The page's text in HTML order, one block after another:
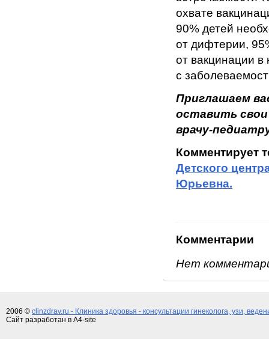
охвате
90% детей
от дифтерии,
от вакцинации в
с
Приглашаем
оставить
врачу-
Комментирует
Детского
Юрьевна.
Комментарии
Нет
2006 © clinzdrav.ru - Клиника здоровья - консультации гинеколога, узи,
Сайт разработан в A4-site